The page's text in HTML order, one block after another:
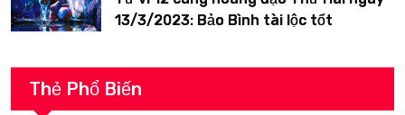
13/3/2023: Bảo Bình tài lộc tốt
Thẻ Phổ Biến